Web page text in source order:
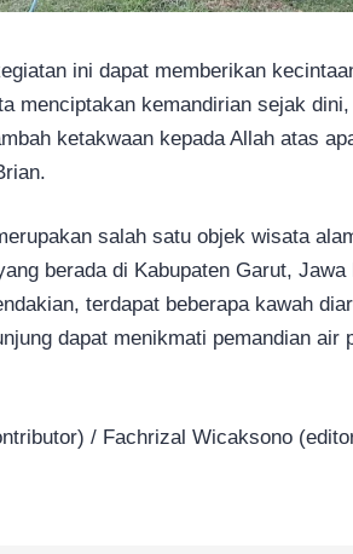
ini dapat memberikan
menciptakan kemandirian sejak dini,
ketakwaan kepada Allah atas
salah satu objek wisata
berada di Kabupaten Garut,
terdapat beberapa kawah
dapat menikmati pemandian air
/ Fachrizal Wicaksono